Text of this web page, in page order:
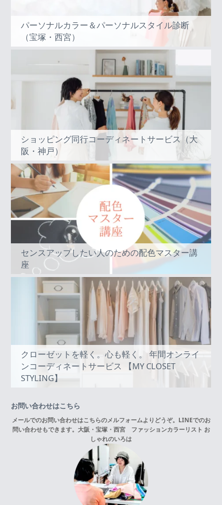
パーソナルカラー＆パーソナルスタイル診断
（宝塚・西宮）
ショッピング同行コーディネートサービス（大
阪・神戸）
センスアップしたい人のための配色マスター講
座
クローゼットを軽く。心も軽く。 年間オンライ
ンコーディネートサービス 【MY CLOSET
STYLING】
お問い合わせはこちら
メールでのお問い合わせはこちらのメルフォームよりどうぞ。LINEでのお
問い合わせもできます。 大阪・宝塚・西宮 ファッションカラーリスト お
しゃれのいろは